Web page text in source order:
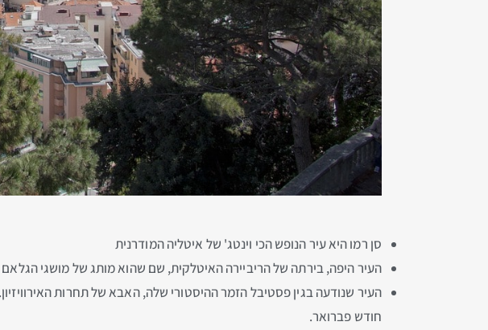
סן רמו היא עיר הנופש הכי וינטג' של איטליה המודרנית
העיר היפה, בירתה של הריביירה האיטלקית, שם שהוא מותג של מושגי
העיר שנודעה בגין פסטיבל הזמר ההיסטורי שלה, האבא של תחרות
חודש פברואר.